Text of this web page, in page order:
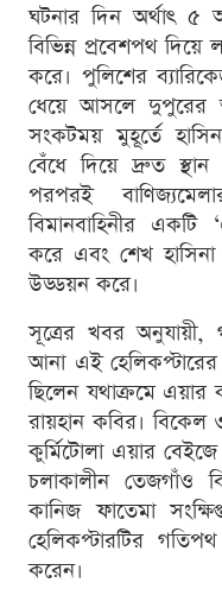
ঘটনার দিন অর্থাৎ ৫
বিভিন্ন প্রবেশপথ দিয়ে
করে। পুলিশের
ধেয়ে আসলে দুপুরের
সংকটময় মুহূর্তে
বেঁধে দিয়ে দ্রুত
পরপরই
বিমানবাহিনীর
করে এবং শেখ
উড্ডয়ন করে।
সূত্রের খবর অনুযায়ী,
আনা এই
ছিলেন যথাক্রমে
রায়হান কবির। বিকেল
কুর্মিটোলা এয়ার
চলাকালীন তেজগাঁও
কানিজ ফাতেমা
হেলিকপ্টারটির
করেন।